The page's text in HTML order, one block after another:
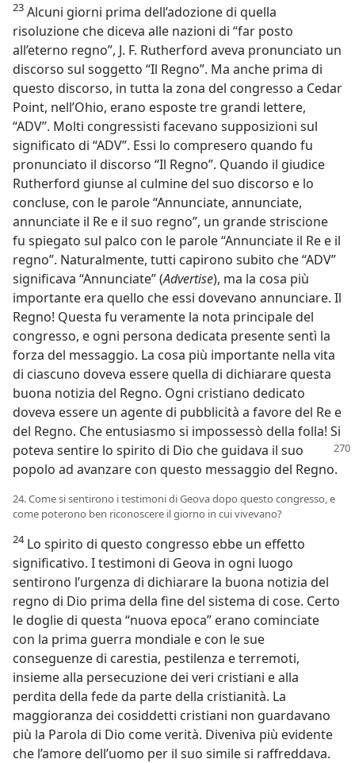
23 Alcuni giorni prima dell’adozione di quella
risoluzione che diceva alle nazioni di “far posto
all’eterno regno”, J. F. Rutherford aveva pronunciato un
discorso sul soggetto “Il Regno”. Ma anche prima di
questo discorso, in tutta la zona del congresso a Cedar
Point, nell’Ohio, erano esposte tre grandi lettere,
“ADV”. Molti congressisti facevano supposizioni sul
significato di “ADV”. Essi lo compresero quando fu
pronunciato il discorso “Il Regno”. Quando il giudice
Rutherford giunse al culmine del suo discorso e lo
concluse, con le parole “Annunciate, annunciate,
annunciate il Re e il suo regno”, un grande striscione
fu spiegato sul palco con le parole “Annunciate il Re e il
regno”. Naturalmente, tutti capirono subito che “ADV”
significava “Annunciate” (Advertise), ma la cosa più
importante era quello che essi dovevano annunciare. Il
Regno! Questa fu veramente la nota principale del
congresso, e ogni persona dedicata presente sentì la
forza del messaggio. La cosa più importante nella vita
di ciascuno doveva essere quella di dichiarare questa
buona notizia del Regno. Ogni cristiano dedicato
doveva essere un agente di pubblicità a favore del Re e
del Regno. Che entusiasmo si impossessò della folla! Si
poteva sentire lo spirito di Dio che guidava il suo
popolo ad avanzare con questo messaggio del Regno.
24. Come si sentirono i testimoni di Geova dopo questo congresso, e
come poterono ben riconoscere il giorno in cui vivevano?
24Lo spirito di questo congresso ebbe un effetto
significativo. I testimoni di Geova in ogni luogo
sentirono l’urgenza di dichiarare la buona notizia del
regno di Dio prima della fine del sistema di cose. Certo
le doglie di questa “nuova epoca” erano cominciate
con la prima guerra mondiale e con le sue
conseguenze di carestia, pestilenza e terremoti,
insieme alla persecuzione dei veri cristiani e alla
perdita della fede da parte della cristianità. La
maggioranza dei cosiddetti cristiani non guardavano
più la Parola di Dio come verità. Diveniva più evidente
che l’amore dell’uomo per il suo simile si raffreddava.